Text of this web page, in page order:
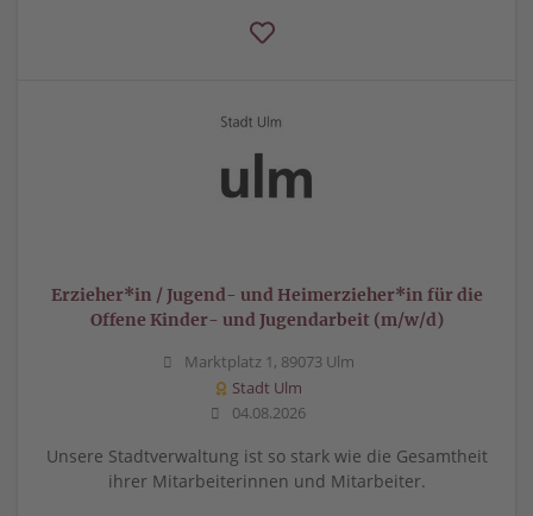
Erzieher*in / Jugend- und Heimerzieher*in für die
Offene Kinder- und Jugendarbeit (m/w/d)
Marktplatz 1, 89073 Ulm
Stadt Ulm
04.08.2026
Unsere Stadtverwaltung ist so stark wie die Gesamtheit
ihrer Mitarbeiterinnen und Mitarbeiter.